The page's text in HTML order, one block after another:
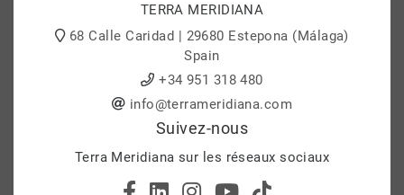
TERRA MERIDIANA
68 Calle Caridad | 29680 Estepona (Málaga)
Spain
+34 951 318 480
info@terrameridiana.com
Suivez-nous
Terra Meridiana sur les réseaux sociaux